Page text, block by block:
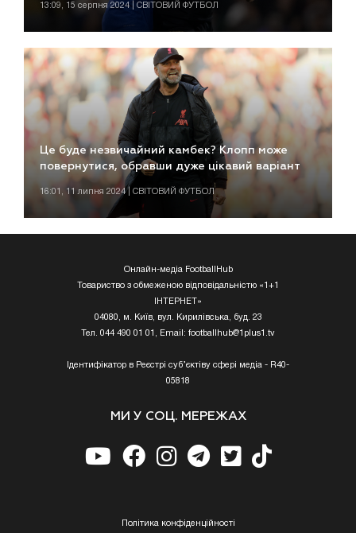
13:09, 15 серпня 2024 | СВІТОВИЙ ФУТБОЛ
Це буде незвичайний камбек? Клопп може
повернутися, обравши дуже цікавий варіант
16:01, 11 липня 2024 | СВІТОВИЙ ФУТБОЛ
Онлайн-медіа FootballHub
Товариство з обмеженою відповідальністю «1+1
ІНТЕРНЕТ»
04080, м. Київ, вул. Кирилівська, буд. 23
Тел. 044 490 01 01, Email: footballhub@1plus1.tv
Ідентифікатор в Реєстрі суб’єктіву сфері медіа - R40-
05818
МИ У СОЦ. МЕРЕЖАХ
Полiтика конфiденцiйностi